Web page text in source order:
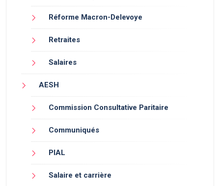
Réforme Macron-Delevoye
Retraites
Salaires
AESH
Commission Consultative Paritaire
Communiqués
PIAL
Salaire et carrière